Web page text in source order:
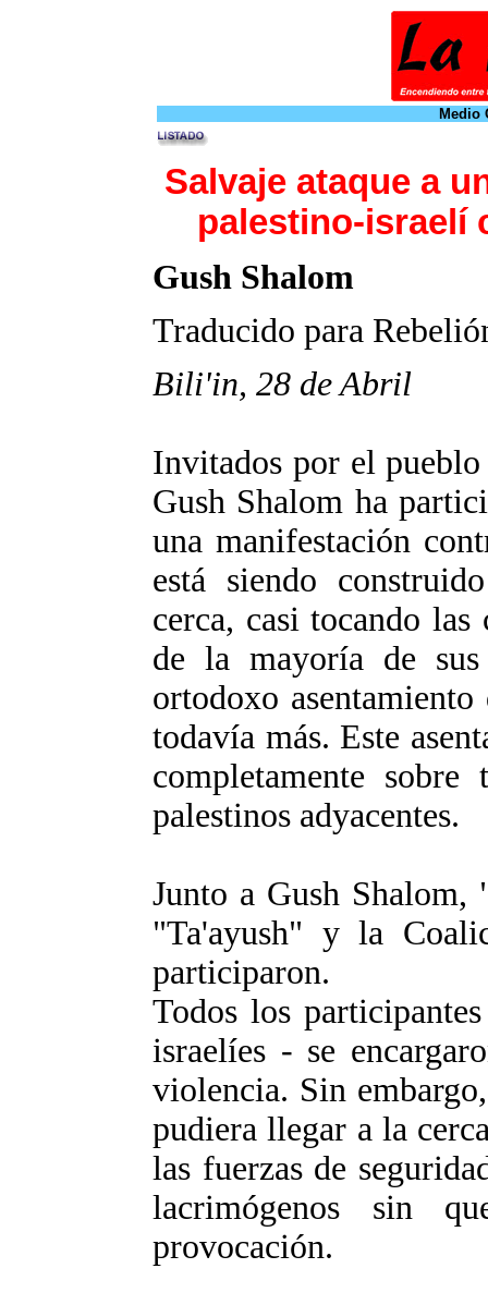
Medio
Salvaje ataque a
palestino-israelí
Gush Shalom
Traducido para
Bili'in, 28 de Abril
Invitados por el
Gush Shalom ha
una manifestación
está siendo
cerca, casi tocando las
de la mayoría de
ortodoxo
todavía más. Este
completamente
palestinos adyacentes.
Junto a Gush
"Ta'ayush" y la
participaron.
Todos los
israelíes - se
violencia. Sin
pudiera llegar a la
las fuerzas de
lacrimógenos sin
provocación.